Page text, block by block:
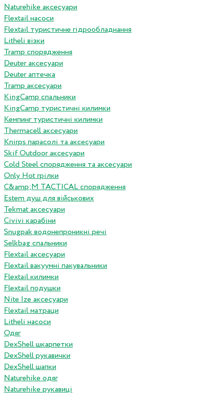
Naturehike аксесуари
Flextail насоси
Flextail туристичне гідрообладнання
Litheli візки
Tramp спорядження
Deuter аксесуари
Deuter аптечка
Tramp аксесуари
KingCamp спальники
KingCamp туристичні килимки
Кемпинг туристичні килимки
Thermacell аксесуари
Knirps парасолі та аксесуари
Skif Outdoor аксесуари
Cold Steel спорядження та аксесуари
Only Hot грілки
C&amp;M TACTICAL спорядження
Estem душ для військових
Tekmat аксесуари
Сivivi карабіни
Snugpak водонепроникні речі
Selkbag спальники
Flextail аксесуари
Flextail вакуумні пакувальники
Flextail килимки
Flextail подушки
Nite Ize аксесуари
Flextail матраци
Litheli насоси
Одяг
DexShell шкарпетки
DexShell рукавички
DexShell шапки
Naturehike одяг
Naturehike рукавиці